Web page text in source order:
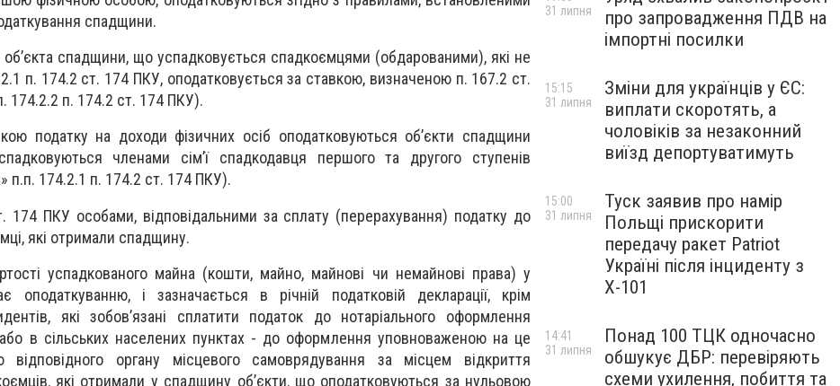
спадщини.
об’єкта спадщини, що успадковується спадкоємцями (обдарованими), які не
п. 174.2 ст. 174 ПКУ, оподатковується за ставкою, визначеною п. 167.2 ст.
174.2.2 п. 174.2 ст. 174 ПКУ).
податку на доходи фізичних осіб оподатковуються об’єкти спадщини
членами сім’ї спадкодавця першого та другого ступенів
п.п. 174.2.1 п. 174.2 ст. 174 ПКУ).
174 ПКУ особами, відповідальними за сплату (перерахування) податку до
які отримали спадщину.
успадкованого майна (кошти, майно, майнові чи немайнові права) у
оподаткуванню, і зазначається в річній податковій декларації, крім
які зобов’язані сплатити податок до нотаріального оформлення
в сільських населених пунктах - до оформлення уповноваженою на це
органу місцевого самоврядування за місцем відкриття
які отримали у спадщину об’єкти, що оподатковуються за нульовою
про запровадження ПДВ на
імпортні посилки
31 липня
Зміни для українців у ЄС:
виплати скоротять, а
чоловіків за незаконний
виїзд депортуватимуть
15:15
31 липня
Туск заявив про намір
Польщі прискорити
передачу ракет Patriot
Україні після інциденту з
Х-101
15:00
31 липня
Понад 100 ТЦК одночасно
обшукує ДБР: перевіряють
схеми ухилення, побиття та
14:41
31 липня